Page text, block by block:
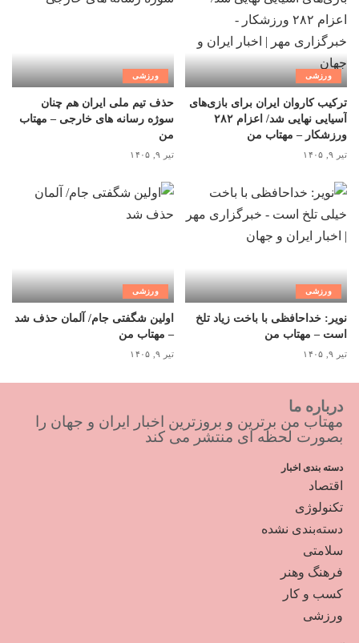
ورزشی
ترکیب کاروان ایران برای بازی‌های
آسیایی نهایی شد/ اعزام ۲۸۲
ورزشکار – مهتاب من
تیر ۹, ۱۴۰۵
ورزشی
حذف تیم ملی ایران هم چنان
سوژه رسانه های خارجی – مهتاب
من
تیر ۹, ۱۴۰۵
ورزشی
نویر: خداحافظی با باخت زیاد تلخ
است – مهتاب من
تیر ۹, ۱۴۰۵
ورزشی
اولین شگفتی جام/ آلمان حذف شد
– مهتاب من
تیر ۹, ۱۴۰۵
درباره ما
مهتاب من برترین و بروزترین اخبار ایران و جهان را
بصورت لحظه ای منتشر می کند
دسته بندی اخبار
اقتصاد
تکنولوژی
دسته‌بندی نشده
سلامتی
فرهنگ وهنر
کسب و کار
ورزشی